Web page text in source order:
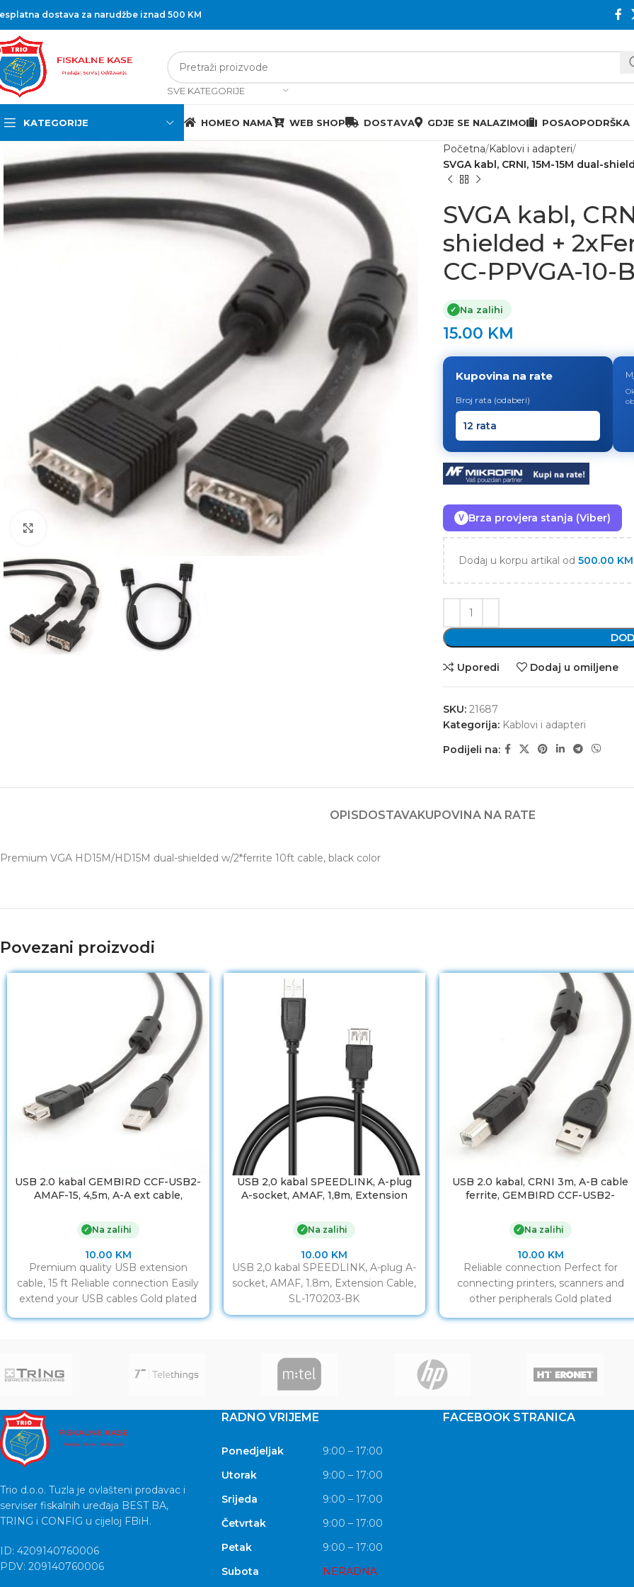
dostava za narudžbe iznad 500 KM
SVE KATEGORIJE
KATEGORIJE HOMEO NAMA WEB SHOP DOSTAVA GDJE SE NALAZIMO POSAOPODRŠKA
Početna Kablovi i adapteri
SVGA kabl, CRNI, 15M-15M dual-
SVGA kabl,
shielded +
CC-PPVGA-10-B
✓ Na zalihi
15.00 KM
Kupovina na rate
Broj rata (odaberi)
V Brza provjera stanja (Viber)
Dodaj u korpu artikal od 500.00 KM
Uporedi Dodaj u omiljene
SKU: 21687
Kategorija: Kablovi i adapteri
Podijeli na:
OPISDOSTAVAKUPOVINA NA RATE
Premium VGA HD15M/HD15M dual-shielded w/2*ferrite 10ft cable, black color
Povezani proizvodi
USB 2.0 kabal GEMBIRD CCF-USB2-
AMAF-15, 4,5m, A-A ext cable,
✓ Na zalihi
10.00 KM
Premium quality USB extension
cable, 15 ft Reliable connection Easily
extend your USB cables Gold plated
USB 2,0 kabal SPEEDLINK, A-plug
A-socket, AMAF, 1,8m, Extension
✓ Na zalihi
10.00 KM
USB 2,0 kabal SPEEDLINK, A-plug A-
socket, AMAF, 1.8m, Extension Cable,
SL-170203-BK
USB 2.0 kabal, CRNI 3m, A-B cable
ferrite, GEMBIRD CCF-USB2-
✓ Na zalihi
10.00 KM
Reliable connection Perfect for
connecting printers, scanners and
other peripherals Gold plated
Trio d.o.o. Tuzla je ovlašteni prodavac i
serviser fiskalnih uređaja BEST BA,
TRING i CONFIG u cijeloj FBiH.
ID: 4209140760006
PDV: 209140760006
RADNO VRIJEME
Ponedjeljak
9:00 – 17:00
Utorak
9:00 – 17:00
Srijeda
9:00 – 17:00
Četvrtak
9:00 – 17:00
Petak
9:00 – 17:00
Subota
NERADNA
FACEBOOK STRANICA